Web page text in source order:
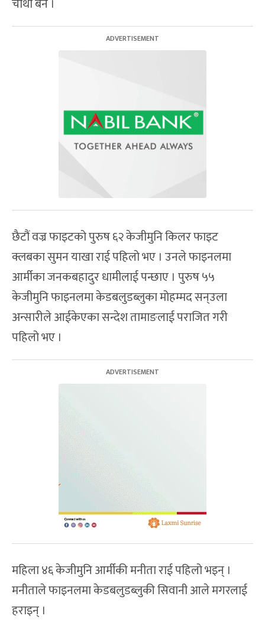
चौथो बने ।
छैटौं वज्र फाइटको पुरुष ६२ केजीमुनि किलर फाइट
क्लबका सुमन याखा राई पहिलो भए । उनले फाइनलमा
आर्मीका जनकबहादुर धामीलाई पन्छाए । पुरुष ५५
केजीमुनि फाइनलमा केडबलुडब्लुका मोहम्मद सन्उला
अन्सारीले आईकेएका सन्देश तामाङलाई पराजित गरी
पहिलो भए ।
महिला ४६ केजीमुनि आर्मीकी मनीता राई पहिलो भइन् ।
मनीताले फाइनलमा केडबलुडब्लुकी सिवानी आले मगरलाई
हराइन् ।